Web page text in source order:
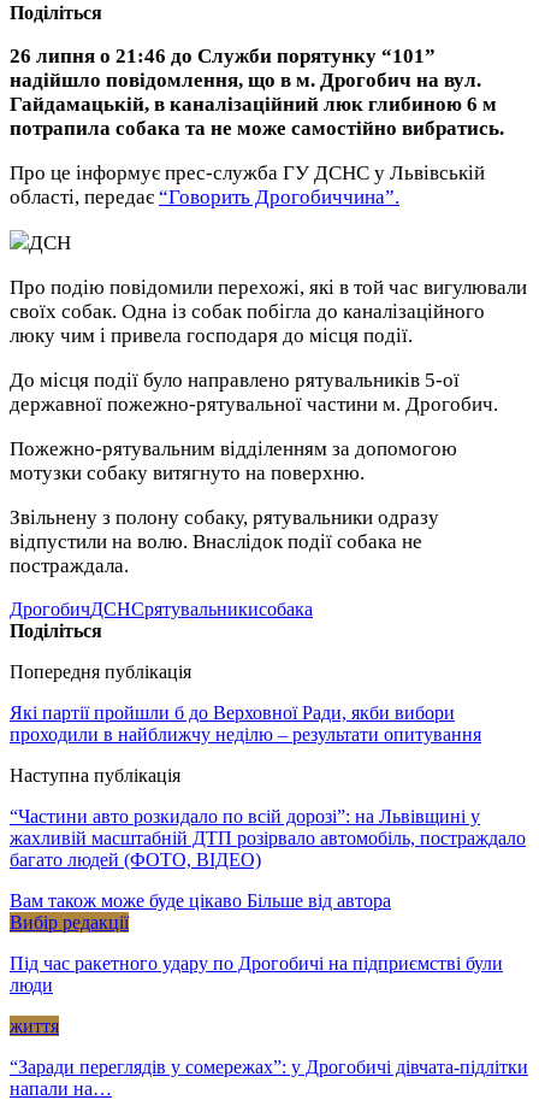
Поділіться
26 липня о 21:46 до Служби порятунку “101”
надійшло повідомлення, що в м. Дрогобич на вул.
Гайдамацькій, в каналізаційний люк глибиною 6 м
потрапила собака та не може самостійно вибратись.
Про це інформує прес-служба ГУ ДСНС у Львівській
області, передає “Говорить Дрогобиччина”.
ДСН
Про подію повідомили перехожі, які в той час вигулювали
своїх собак. Одна із собак побігла до каналізаційного
люку чим і привела господаря до місця події.
До місця події було направлено рятувальників 5-ої
державної пожежно-рятувальної частини м. Дрогобич.
Пожежно-рятувальним відділенням за допомогою
мотузки собаку витягнуто на поверхню.
Звільнену з полону собаку, рятувальники одразу
відпустили на волю. Внаслідок події собака не
постраждала.
ДрогобичДСНСрятувальникисобака
Поділіться
Попередня публікація
Які партії пройшли б до Верховної Ради, якби вибори
проходили в найближчу неділю – результати опитування
Наступна публікація
“Частини авто розкидало по всій дорозі”: на Львівщині у
жахливій масштабній ДТП розірвало автомобіль, постраждало
багато людей (ФОТО, ВІДЕО)
Вам також може буде цікаво Більше від автора
Вибір редакції
Під час ракетного удару по Дрогобичі на підприємстві були
люди
життя
“Заради переглядів у сомережах”: у Дрогобичі дівчата-підлітки
напали на…